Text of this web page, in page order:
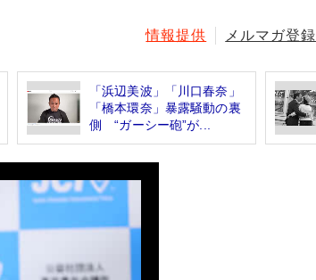
情報提供 メルマガ登録
「浜辺美波」「川口春奈」
「橋本環奈」暴露騒動の裏
側 “ガーシー砲”が...